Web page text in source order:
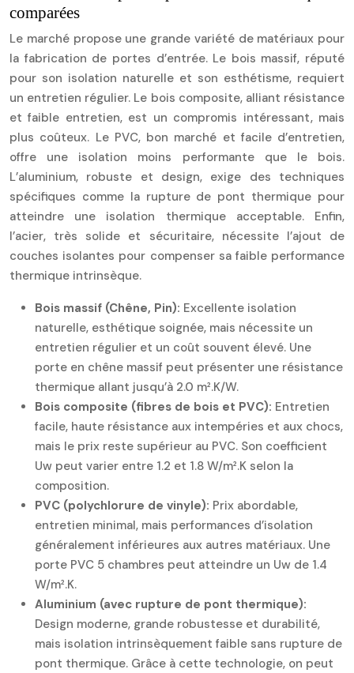
comparées
Le marché propose une grande variété de matériaux pour
la fabrication de portes d’entrée. Le bois massif, réputé
pour son isolation naturelle et son esthétisme, requiert
un entretien régulier. Le bois composite, alliant résistance
et faible entretien, est un compromis intéressant, mais
plus coûteux. Le PVC, bon marché et facile d’entretien,
offre une isolation moins performante que le bois.
L’aluminium, robuste et design, exige des techniques
spécifiques comme la rupture de pont thermique pour
atteindre une isolation thermique acceptable. Enfin,
l’acier, très solide et sécuritaire, nécessite l’ajout de
couches isolantes pour compenser sa faible performance
thermique intrinsèque.
Bois massif (Chêne, Pin): Excellente isolation
naturelle, esthétique soignée, mais nécessite un
entretien régulier et un coût souvent élevé. Une
porte en chêne massif peut présenter une résistance
thermique allant jusqu’à 2.0 m².K/W.
Bois composite (fibres de bois et PVC): Entretien
facile, haute résistance aux intempéries et aux chocs,
mais le prix reste supérieur au PVC. Son coefficient
Uw peut varier entre 1.2 et 1.8 W/m².K selon la
composition.
PVC (polychlorure de vinyle): Prix abordable,
entretien minimal, mais performances d’isolation
généralement inférieures aux autres matériaux. Une
porte PVC 5 chambres peut atteindre un Uw de 1.4
W/m².K.
Aluminium (avec rupture de pont thermique):
Design moderne, grande robustesse et durabilité,
mais isolation intrinsèquement faible sans rupture de
pont thermique. Grâce à cette technologie, on peut